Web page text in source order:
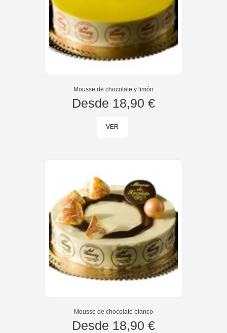
Mousse de chocolate y limón
Desde 18,90 €
VER
Mousse de chocolate blanco
Desde 18,90 €